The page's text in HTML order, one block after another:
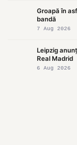
Groapă în
bandă
7 Aug 2026
Leipzig
Real Madrid
6 Aug 2026